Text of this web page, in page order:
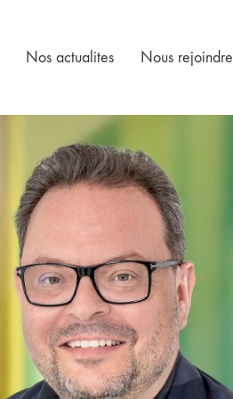
Nos actualites Nous rejoindre